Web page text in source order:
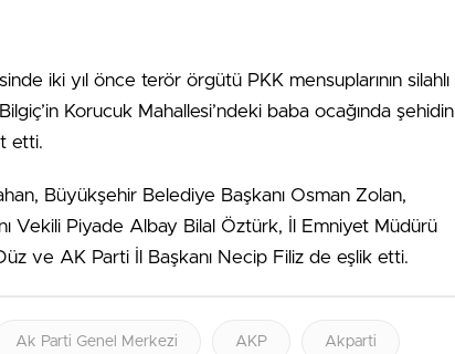
iki yıl önce terör örgütü PKK mensuplarının silahlı
Korucuk Mahallesi’ndeki baba ocağında şehidin
etti.
Büyükşehir Belediye Başkanı Osman Zolan,
Vekili Piyade Albay Bilal Öztürk, İl Emniyet Müdürü
ve AK Parti İl Başkanı Necip Filiz de eşlik etti.
Ak Parti Genel Merkezi AKP Akparti